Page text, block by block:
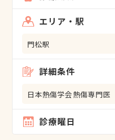
エリア・駅
門松駅
詳細条件
日本熱傷学会熱傷専門医
診療曜日